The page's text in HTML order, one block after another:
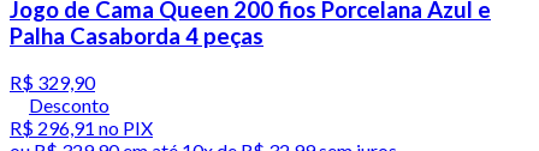
Jogo de Cama Queen 200 fios Porcelana Azul e
Palha Casaborda 4 peças
R$ 329,90
Desconto
R$ 296,91 no PIX